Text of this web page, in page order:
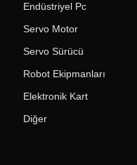
Endüstriyel Pc
Servo Motor
Servo Sürücü
Robot Ekipmanları
Elektronik Kart
Diğer